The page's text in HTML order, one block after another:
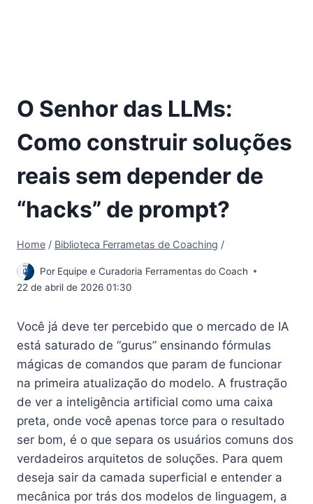
O Senhor das LLMs:
Como construir soluções
reais sem depender de
“hacks” de prompt?
Home / Biblioteca Ferrametas de Coaching /
Por Equipe e Curadoria Ferramentas do Coach
22 de abril de 2026 01:30
Você já deve ter percebido que o mercado de IA
está saturado de “gurus” ensinando fórmulas
mágicas de comandos que param de funcionar
na primeira atualização do modelo. A frustração
de ver a inteligência artificial como uma caixa
preta, onde você apenas torce para o resultado
ser bom, é o que separa os usuários comuns dos
verdadeiros arquitetos de soluções. Para quem
deseja sair da camada superficial e entender a
mecânica por trás dos modelos de linguagem, a